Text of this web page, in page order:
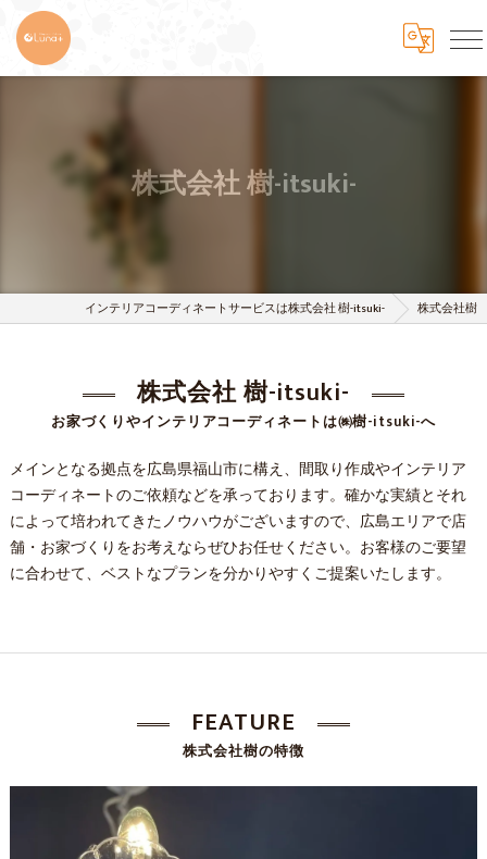
株式会社 樹-itsuki-
インテリアコーディネートサービスは株式会社 樹-itsuki- 株式会社樹
お家づくりやインテリアコーディネートは㈱樹-itsuki-へ
株式会社 樹-itsuki-
メインとなる拠点を広島県福山市に構え、間取り作成やインテリア
コーディネートのご依頼などを承っております。確かな実績とそれ
によって培われてきたノウハウがございますので、広島エリアで店
舗・お家づくりをお考えならぜひお任せください。お客様のご要望
に合わせて、ベストなプランを分かりやすくご提案いたします。
株式会社樹の特徴
FEATURE